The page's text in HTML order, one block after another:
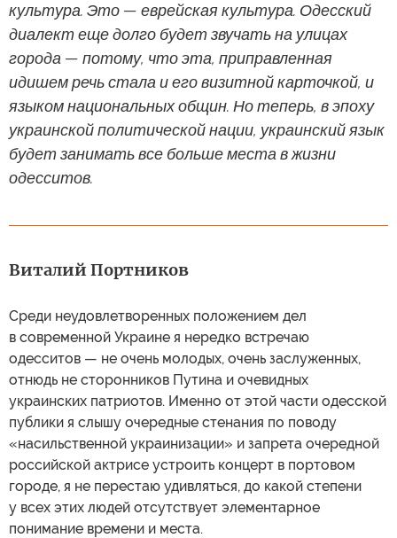
культура. Это — еврейская культура. Одесский
диалект еще долго будет звучать на улицах
города — потому, что эта, приправленная
идишем речь стала и его визитной карточкой, и
языком национальных общин. Но теперь, в эпоху
украинской политической нации, украинский язык
будет занимать все больше места в жизни
одесситов.
Виталий Портников
Среди неудовлетворенных положением дел
в современной Украине я нередко встречаю
одесситов — не очень молодых, очень заслуженных,
отнюдь не сторонников Путина и очевидных
украинских патриотов. Именно от этой части одесской
публики я слышу очередные стенания по поводу
«насильственной украинизации» и запрета очередной
российской актрисе устроить концерт в портовом
городе, я не перестаю удивляться, до какой степени
у всех этих людей отсутствует элементарное
понимание времени и места.